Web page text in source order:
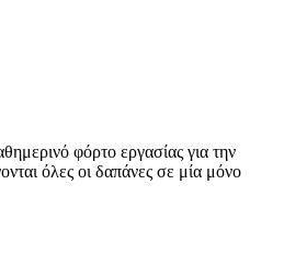
φόρτο εργασίας για την
όλες οι δαπάνες σε μία μόνο